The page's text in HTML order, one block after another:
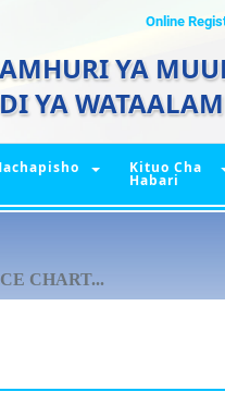
Online
YA
YA
Kituo Cha
Habari
CHART...